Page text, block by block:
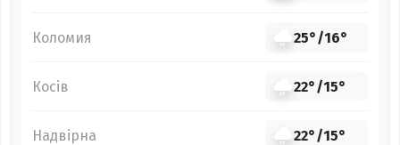
Коломия 25°/16°
Косів 22°/15°
Надвірна 22°/15°